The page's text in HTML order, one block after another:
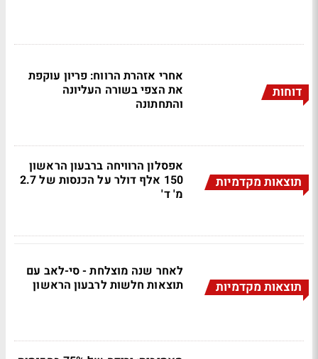
דוחות
אחרי אזהרת הרווח: פריון עוקפת
את הצפי בשורה העליונה
והתחתונה
תוצאות מקדמיות
אפסלון הרוויחה ברבעון הראשון
150 אלף דולר על הכנסות של 2.7
מ' ד'
תוצאות מקדמיות
לאחר שנה מוצלחת - סי-לאב עם
תוצאות חלשות לרבעון הראשון